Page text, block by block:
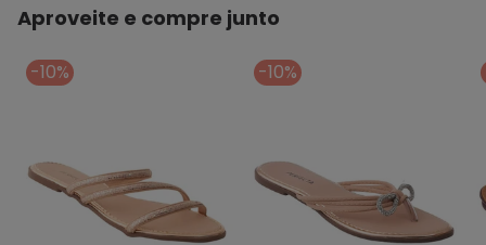
Aproveite e compre junto
-10% -10%